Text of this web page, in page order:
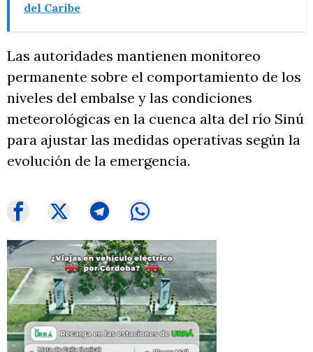
del Caribe
Las autoridades mantienen monitoreo
permanente sobre el comportamiento de los
niveles del embalse y las condiciones
meteorológicas en la cuenca alta del río Sinú
para ajustar las medidas operativas según la
evolución de la emergencia.